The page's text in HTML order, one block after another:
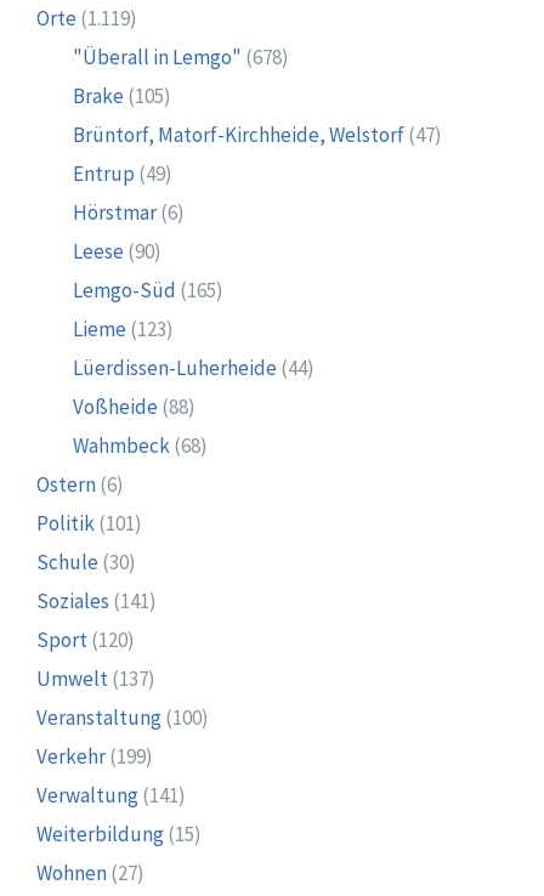
Orte (1.119)
"Überall in Lemgo" (678)
Brake (105)
Brüntorf, Matorf-Kirchheide, Welstorf(47)
Entrup (49)
Hörstmar(6)
Leese (90)
Lemgo-Süd (165)
Lieme (123)
Lüerdissen-Luherheide (44)
Voßheide (88)
Wahmbeck(68)
Ostern(6)
Politik(101)
Schule (30)
Soziales (141)
Sport(120)
Umwelt(137)
Veranstaltung(100)
Verkehr(199)
Verwaltung(141)
Weiterbildung(15)
Wohnen(27)